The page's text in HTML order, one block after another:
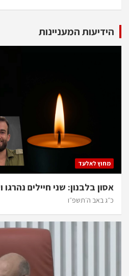
הידיעות המעניינות
מחוץ לאלעד
אסון בלבנון: שני חיילים נהרגו
כ״ג באב ה׳תשפ״ו